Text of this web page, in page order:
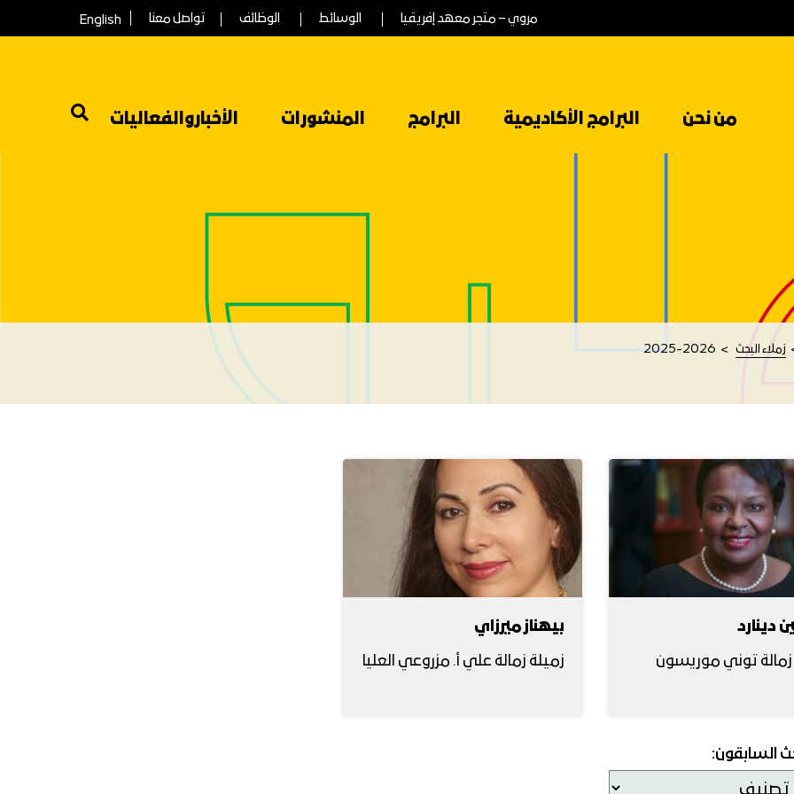
مروي – متجر معهد إفريقيا الوسائط الوظائف تواصل معنا English
من نحن البرامج الأكاديمية البرامج المنشورات الأخباروالفعاليات
زملاء البحث 2025-2026
دينارد
زمالة توني موريسون
بيهناز ميرزاي
زميلة زمالة علي أ. مزروعي العليا
السابقون: